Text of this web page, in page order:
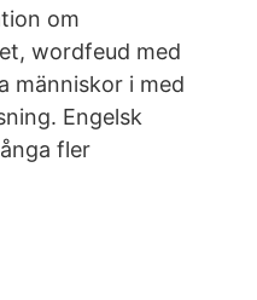
om
wordfeud med
människor i med
Engelsk
fler